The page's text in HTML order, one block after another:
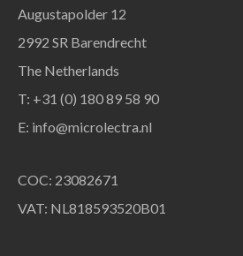
Augustapolder 12
2992 SR Barendrecht
The Netherlands
T: +31 (0) 180 89 58 90
E: info@microlectra.nl
COC: 23082671
VAT: NL818593520B01